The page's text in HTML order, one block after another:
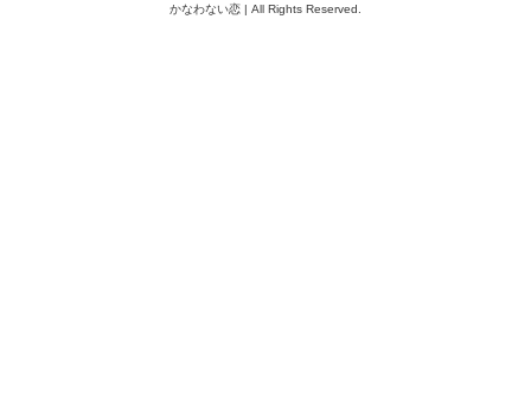
かなわない恋 | All Rights Reserved.